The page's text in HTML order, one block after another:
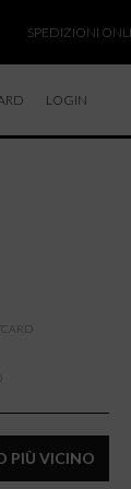
ONLINE
LOGIN
PIÙ VICINO